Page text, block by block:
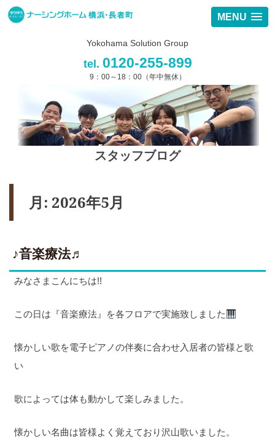
MENU
Yokohama Solution Group
tel. 0120-255-899
9：00～18：00（年中無休）
スタッフブログ
月: 2026年5月
♪音楽療法♬
みなさまこんにちは!!
この日は『音楽療法』を各フロアで実施致しました
懐かしい歌を電子ピアノの伴奏に合わせ入居者の皆様と歌
い
歌によっては体も動かして楽しみました。
懐かしい名曲は皆様よく覚えており沢山歌いました。